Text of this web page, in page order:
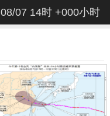
08/07 14时 +000小时